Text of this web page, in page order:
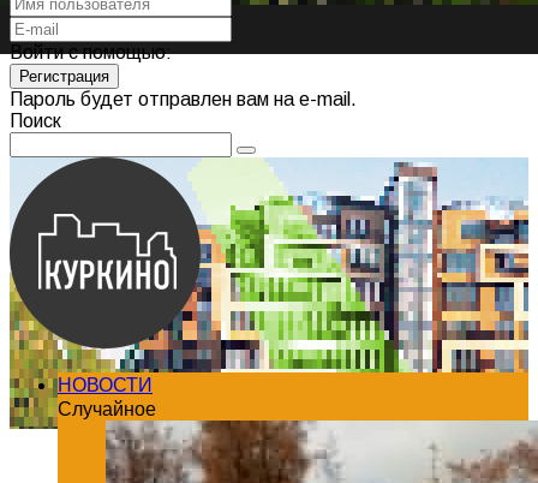
Войти с помощью:
Пароль будет отправлен вам на e-mail.
Поиск
НОВОСТИ
Случайное